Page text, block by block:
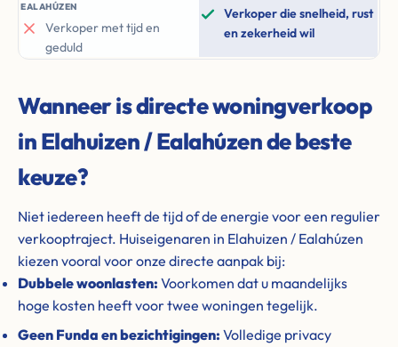
EALAHÚZEN
Verkoper met tijd en
geduld
Verkoper die snelheid, rust
en zekerheid wil
Wanneer is directe woningverkoop
in Elahuizen / Ealahúzen de beste
keuze?
Niet iedereen heeft de tijd of de energie voor een regulier
verkooptraject. Huiseigenaren in Elahuizen / Ealahúzen
kiezen vooral voor onze directe aanpak bij:
Dubbele woonlasten: Voorkomen dat u maandelijks
hoge kosten heeft voor twee woningen tegelijk.
Geen Funda en bezichtigingen: Volledige privacy